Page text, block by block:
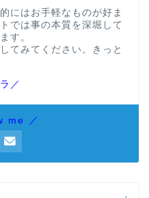
にはお手軽なものが好ま
では事の本質を深堀して
す。
てみてください。きっと
／
me ／